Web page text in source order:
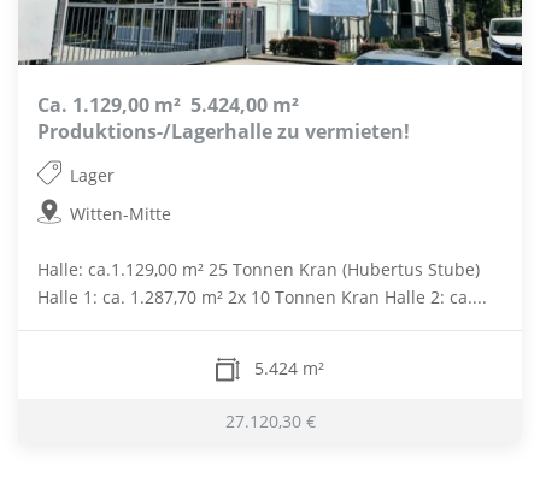
Ca. 1.129,00 m²  5.424,00 m²
Produktions-/Lagerhalle zu vermieten!
Lager
Witten-Mitte
Halle: ca.1.129,00 m² 25 Tonnen Kran (Hubertus Stube)
Halle 1: ca. 1.287,70 m² 2x 10 Tonnen Kran Halle 2: ca....
5.424 m²
27.120,30 €